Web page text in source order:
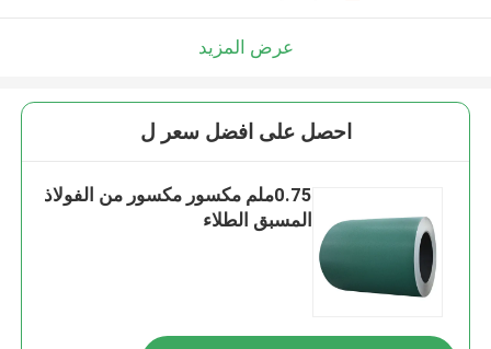
عرض المزيد
احصل على افضل سعر ل
0.75ملم مكسور مكسور من الفولاذ
المسبق الطلاء